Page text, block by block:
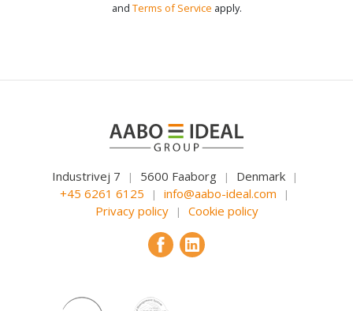
and Terms of Service apply.
Industrivej 7 | 5600 Faaborg | Denmark |
+45 6261 6125 | info@aabo-ideal.com |
Privacy policy | Cookie policy